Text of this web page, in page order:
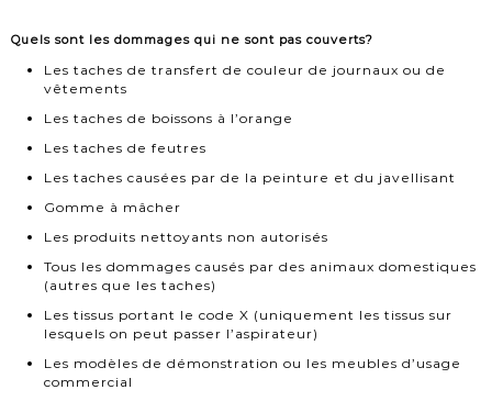
Quels sont les dommages qui ne sont pas couverts?
Les taches de transfert de couleur de journaux ou de
vêtements
Les taches de boissons à l’orange
Les taches de feutres
Les taches causées par de la peinture et du javellisant
Gomme à mâcher
Les produits nettoyants non autorisés
Tous les dommages causés par des animaux domestiques
(autres que les taches)
Les tissus portant le code X (uniquement les tissus sur
lesquels on peut passer l’aspirateur)
Les modèles de démonstration ou les meubles d’usage
commercial